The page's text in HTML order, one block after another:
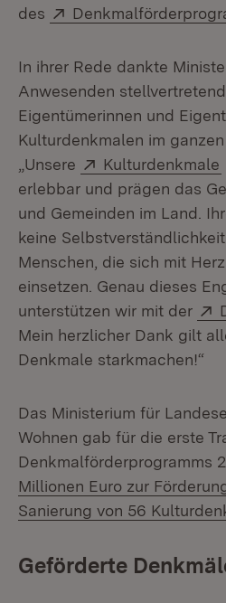
des
Extern:
In ihrer Rede dankte
Anwesenden
Eigentümerinnen und
Kulturdenkmalen im
„Unsere
Extern:
Kulturdenkmale
erlebbar und prägen das
und Gemeinden im Land.
keine
Menschen, die sich mit
einsetzen. Genau dieses
unterstützen wir mit der
Mein herzlicher Dank gilt
Denkmale starkmachen!“
Das Ministerium für
Wohnen gab für die erste
Denkmalförderprogramms
Millionen Euro zur
Sanierung von 56
Geförderte